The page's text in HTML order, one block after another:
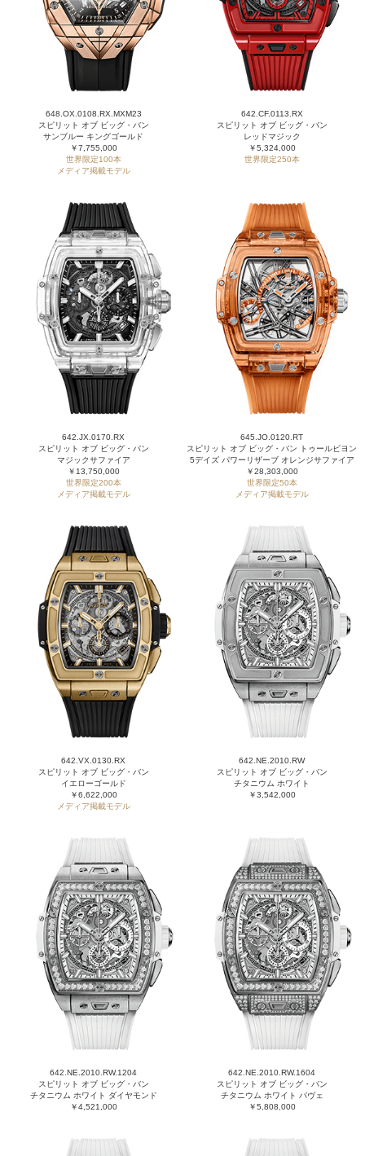
648.OX.0108.RX.MXM23
スピリット オブ ビッグ・バン
サンブルー キングゴールド
￥7,755,000
世界限定100本
メディア掲載モデル
642.CF.0113.RX
スピリット オブ ビッグ・バン
レッドマジック
￥5,324,000
世界限定250本
642.JX.0170.RX
スピリット オブ ビッグ・バン
マジックサファイア
￥13,750,000
世界限定200本
メディア掲載モデル
645.JO.0120.RT
スピリット オブ ビッグ・バン トゥールビヨン
5デイズ パワーリザーブ オレンジサファイア
￥28,303,000
世界限定50本
メディア掲載モデル
642.VX.0130.RX
スピリット オブ ビッグ・バン
イエローゴールド
￥6,622,000
メディア掲載モデル
642.NE.2010.RW
スピリット オブ ビッグ・バン
チタニウム ホワイト
￥3,542,000
642.NE.2010.RW.1204
スピリット オブ ビッグ・バン
チタニウム ホワイト ダイヤモンド
￥4,521,000
642.NE.2010.RW.1604
スピリット オブ ビッグ・バン
チタニウム ホワイト パヴェ
￥5,808,000